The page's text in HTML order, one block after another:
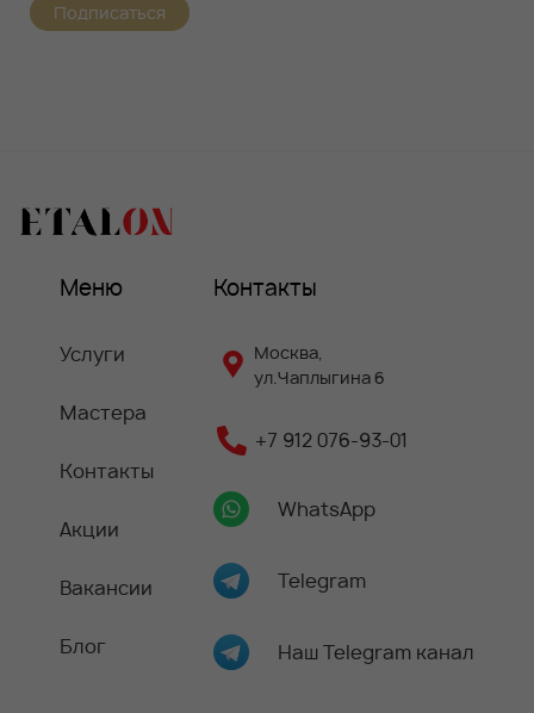
Подписаться
Меню
Услуги
Мастера
Контакты
Акции
Вакансии
Блог
Контакты
Москва,
ул.Чаплыгина 6
+7 912 076-93-01
WhatsApp
Telegram
Наш Telegram канал